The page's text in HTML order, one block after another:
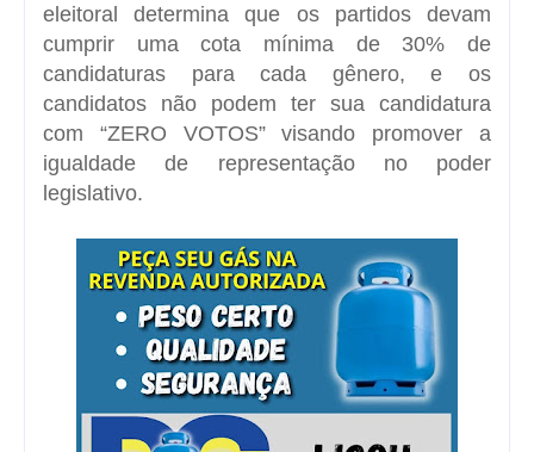
eleitoral determina que os partidos devam
cumprir uma cota mínima de 30% de
candidaturas para cada gênero, e os
candidatos não podem ter sua candidatura
com “ZERO VOTOS” visando promover a
igualdade de representação no poder
legislativo.